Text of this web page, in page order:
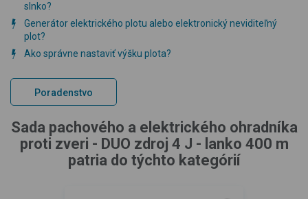
slnko?
Generátor elektrického plotu alebo elektronický neviditeľný
plot?
Ako správne nastaviť výšku plota?
Poradenstvo
Sada pachového a elektrického ohradníka
proti zveri - DUO zdroj 4 J - lanko 400 m
patria do týchto kategórií